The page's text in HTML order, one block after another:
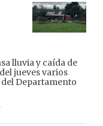
lluvia y caída de
jueves varios
del Departamento